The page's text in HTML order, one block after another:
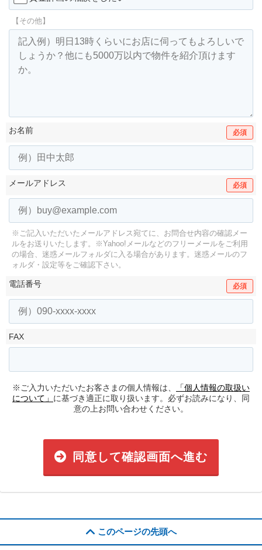
【その他】
お名前 必須
メールアドレス 必須
※ご記入いただいたメールアドレス宛てに、お問合せ内容の確認メー
ルをお送りいたします。
※Yahoo!メールなどのフリーメールをご利用
の場合、迷惑メールフォルダに入る場合があります。 迷惑メールのフ
ォルダ・設定等をご確認下さい。
電話番号 必須
FAX
※ご入力いただいたお客さまの個人情報は、
「個人情報の取扱い
について」 に基づき適正に取り扱います。必ずお読みになり、同
意の上お問い合わせください。
同意して確認画面へ進む
このページの先頭へ